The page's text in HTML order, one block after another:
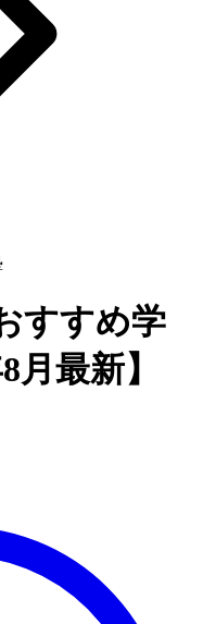
すすめ学
月最新】